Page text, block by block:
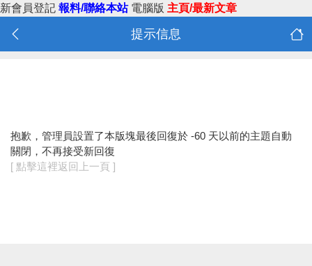
新會員登記 報料/聯絡本站 電腦版 主頁/最新文章
提示信息
抱歉，管理員設置了本版塊最後回復於 -60 天以前的主題自動
關閉，不再接受新回復
[ 點擊這裡返回上一頁 ]